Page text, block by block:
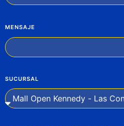
MENSAJE
SUCURSAL